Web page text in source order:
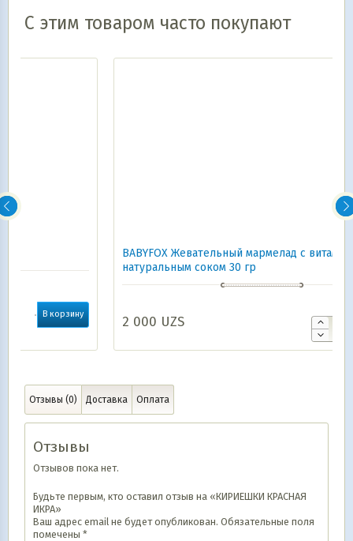
С этим товаром часто покупают
BABYFOX Жевательный мармелад с витаминами и
натуральным соком 30 гр
2 000UZS В корзину
Отзывы (0) Доставка Оплата
Отзывы
Отзывов пока нет.
Будьте первым, кто оставил отзыв на «КИРИЕШКИ КРАСНАЯ
ИКРА»
Ваш адрес email не будет опубликован. Обязательные поля
помечены *